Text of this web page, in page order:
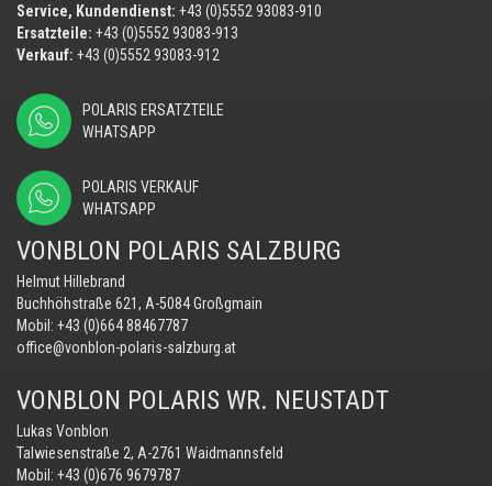
Service, Kundendienst: +43 (0)5552 93083-910
Ersatzteile: +43 (0)5552 93083-913
Verkauf: +43 (0)5552 93083-912
POLARIS ERSATZTEILE
WHATSAPP
POLARIS VERKAUF
WHATSAPP
VONBLON POLARIS SALZBURG
Helmut Hillebrand
Buchhöhstraße 621, A-5084 Großgmain
Mobil: +43 (0)664 88467787
office@vonblon-polaris-salzburg.at
VONBLON POLARIS WR. NEUSTADT
Lukas Vonblon
Talwiesenstraße 2, A-2761 Waidmannsfeld
Mobil: +43 (0)676 9679787